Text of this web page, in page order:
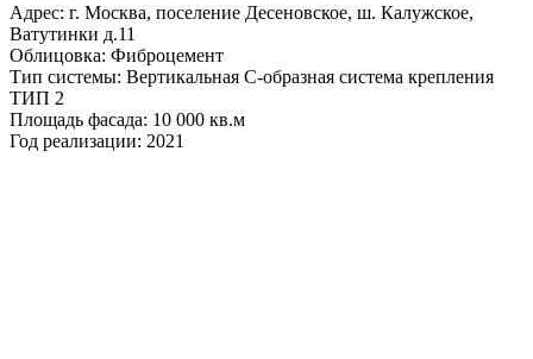
Адрес: г. Москва, поселение Десеновское, ш. Калужское,
Ватутинки д.11
Облицовка: Фиброцемент
Тип системы: Вертикальная С-образная система крепления
ТИП 2
Площадь фасада: 10 000 кв.м
Год реализации: 2021